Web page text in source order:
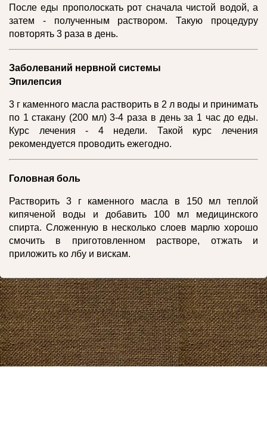
После еды прополоскать рот сначала чистой водой, а
затем - полученным раствором. Такую процедуру
повторять 3 раза в день.
Заболеваний нервной системы
Эпилепсия
3 г каменного масла растворить в 2 л воды и принимать
по 1 стакану (200 мл) 3-4 раза в день за 1 час до еды.
Курс лечения - 4 недели. Такой курс лечения
рекомендуется проводить ежегодно.
Головная боль
Растворить 3 г каменного масла в 150 мл теплой
кипяченой воды и добавить 100 мл медицинского
спирта. Сложенную в несколько слоев марлю хорошо
смочить в приготовленном растворе, отжать и
приложить ко лбу и вискам.